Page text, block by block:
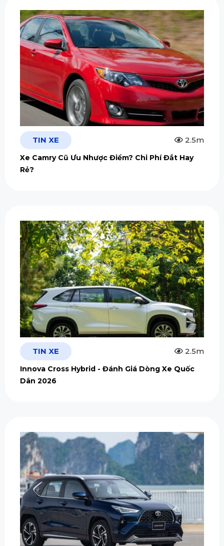
TIN XE 2.5m
Xe Camry Cũ Ưu Nhược Điểm? Chi Phí Đắt Hay
Rẻ?
TIN XE 2.5m
Innova Cross Hybrid - Đánh Giá Dòng Xe Quốc
Dân 2026